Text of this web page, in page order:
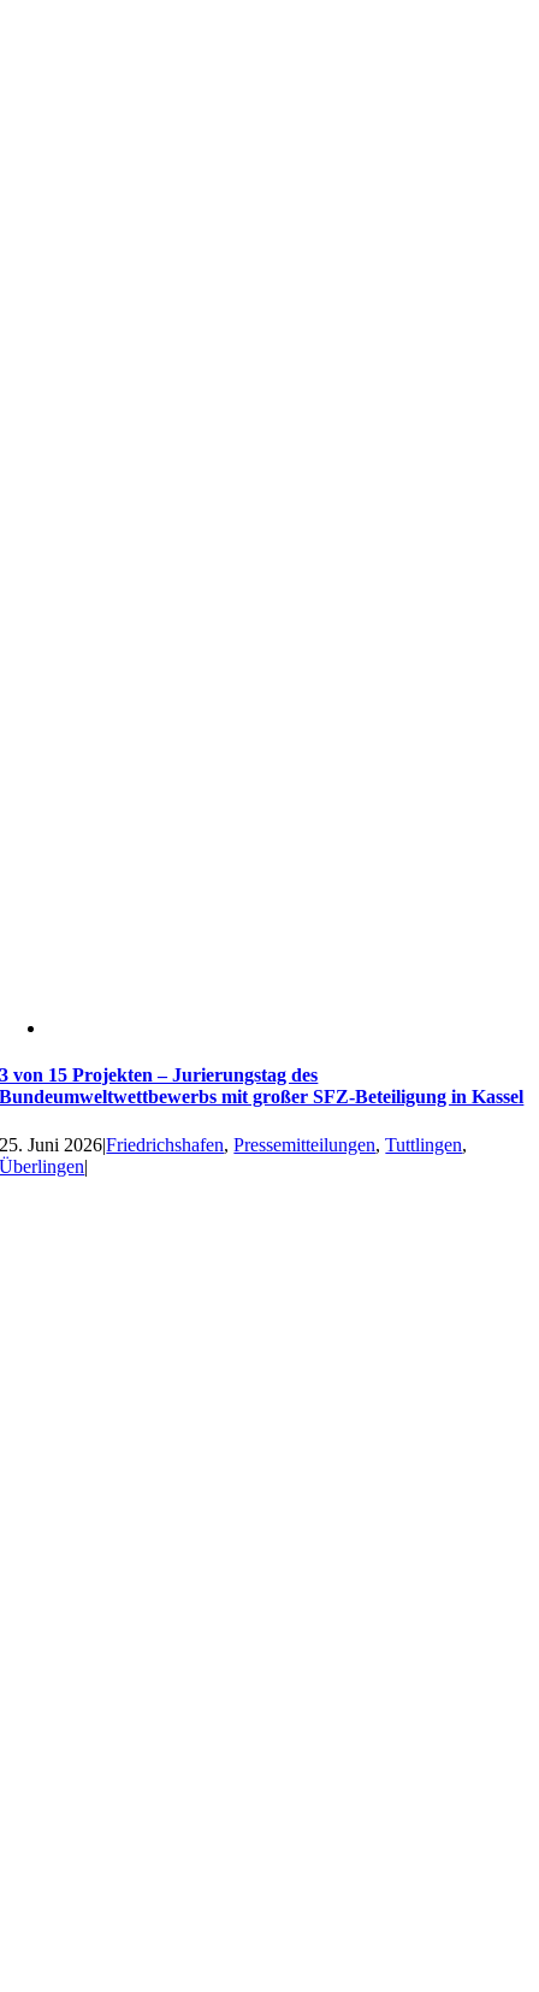
3 von 15 Projekten – Jurierungstag des
Bundeumweltwettbewerbs mit großer SFZ-Beteiligung in Kassel
25. Juni 2026|Friedrichshafen,Pressemitteilungen,Tuttlingen,
Überlingen|